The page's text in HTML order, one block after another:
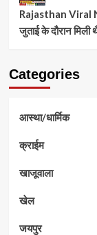
Rajasthan Viral
जुताई के दौरान
Categories
आस्था/धार्मिक
क्राईम
खाजूवाला
खेल
जयपुर